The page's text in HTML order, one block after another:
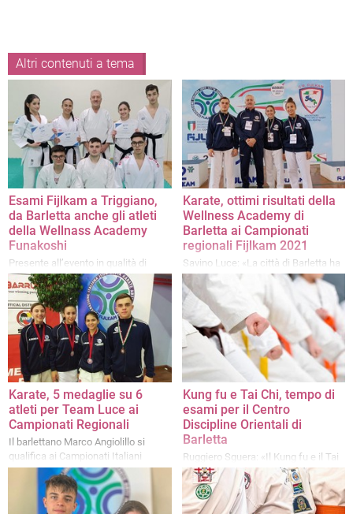
Altri contenuti a tema
Esami Fijlkam a Triggiano,
da Barletta anche gli atleti
della Wellnass Academy
Funakoshi
Presente all’evento in qualità di
commissario di esami FIJLKAM il
Maestro barlettano VI dan Savino
Luce
Karate, ottimi risultati della
Wellness Academy di
Barletta ai Campionati
regionali Fijlkam 2021
Savino Luce: «La città di Barletta ha
bisogno di sport e di una sana
educazione per i giovani»
Karate, 5 medaglie su 6
atleti per Team Luce ai
Campionati Regionali
Il barlettano Marco Angiolillo si
qualifica ai Campionati Italiani
Juniores di Kumite
Kung fu e Tai Chi, tempo di
esami per il Centro
Discipline Orientali di
Barletta
Ruggiero Sguera: «Il Kung fu e il Tai
Chi sono arti meravigliose, non
lasciamo che si estinguano»